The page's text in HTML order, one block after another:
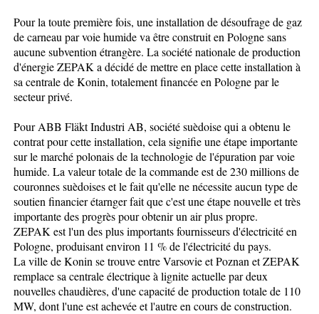
Pour la toute première fois, une installation de désoufrage de gaz
de carneau par voie humide va être construit en Pologne sans
aucune subvention étrangère. La société nationale de production
d'énergie ZEPAK a décidé de mettre en place cette installation à
sa centrale de Konin, totalement financée en Pologne par le
secteur privé.
Pour ABB Fläkt Industri AB, société suèdoise qui a obtenu le
contrat pour cette installation, cela signifie une étape importante
sur le marché polonais de la technologie de l'épuration par voie
humide. La valeur totale de la commande est de 230 millions de
couronnes suèdoises et le fait qu'elle ne nécessite aucun type de
soutien financier étarnger fait que c'est une étape nouvelle et très
importante des progrès pour obtenir un air plus propre.
ZEPAK est l'un des plus importants fournisseurs d'électricité en
Pologne, produisant environ 11 % de l'électricité du pays.
La ville de Konin se trouve entre Varsovie et Poznan et ZEPAK
remplace sa centrale électrique à lignite actuelle par deux
nouvelles chaudières, d'une capacité de production totale de 110
MW, dont l'une est achevée et l'autre en cours de construction.